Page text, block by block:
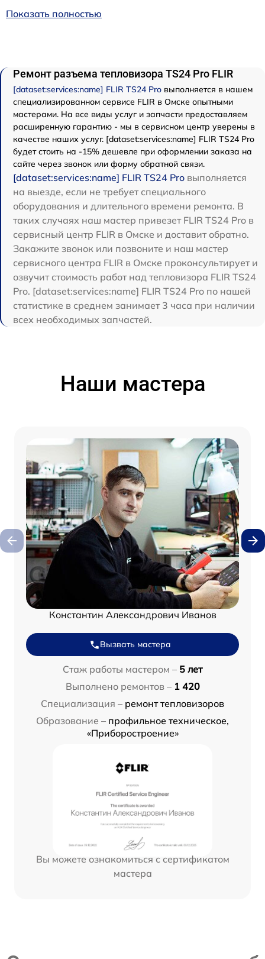
Показать полностью
Ремонт разъема тепловизора TS24 Pro FLIR
[dataset:services:name] FLIR TS24 Pro выполняется в нашем
специализированном сервисе FLIR в Омске опытными
мастерами. На все виды услуг и запчасти предоставляем
расширенную гарантию - мы в сервисном центр уверены в
качестве наших услуг. [dataset:services:name] FLIR TS24 Pro
будет стоить на -15% дешевле при оформлении заказа на
сайте через звонок или форму обратной связи.
[dataset:services:name] FLIR TS24 Pro выполняется
на выезде, если не требует специального
оборудования и длительного времени ремонта. В
таких случаях наш мастер привезет FLIR TS24 Pro в
сервисный центр FLIR в Омске и доставит обратно.
Закажите звонок или позвоните и наш мастер
сервисного центра FLIR в Омске проконсультирует и
озвучит стоимость работ над тепловизора FLIR TS24
Pro. [dataset:services:name] FLIR TS24 Pro по нашей
статистике в среднем занимает 3 часа при наличии
всех необходимых запчастей.
Наши мастера
Константин Александрович Иванов
Вызвать мастера
Стаж работы мастером – 5 лет
Выполнено ремонтов – 1 420
Специализация – ремонт тепловизоров
Образование – профильное техническое,
«Приборостроение»
Вы можете ознакомиться с сертификатом
мастера